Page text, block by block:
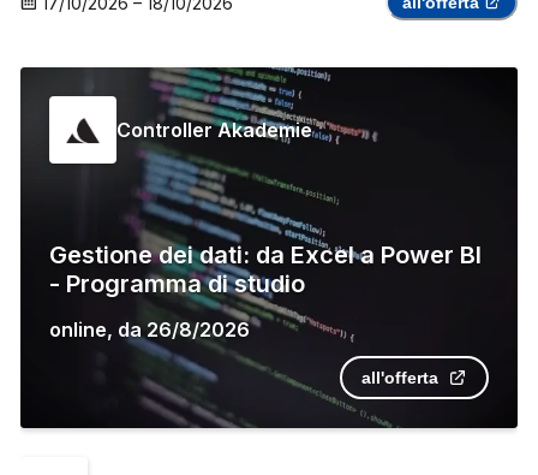
Controller Akademie
Gestione dei dati: da Excel a Power BI
- Programma di studio
online, da 26/8/2026
all'offerta